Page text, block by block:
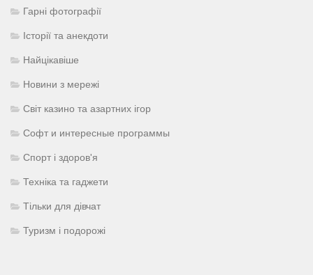
Гарні фотографії
Історії та анекдоти
Найцікавіше
Новини з мережі
Світ казино та азартних ігор
Софт и интересные программы
Спорт і здоров'я
Техніка та гаджети
Тільки для дівчат
Туризм і подорожі